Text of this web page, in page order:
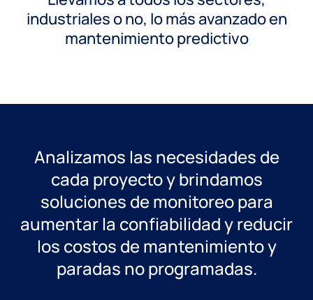
industriales o no, lo más avanzado en
mantenimiento predictivo
Analizamos las necesidades de
cada proyecto y brindamos
soluciones de monitoreo para
aumentar la confiabilidad y reducir
los costos de mantenimiento y
paradas no programadas.